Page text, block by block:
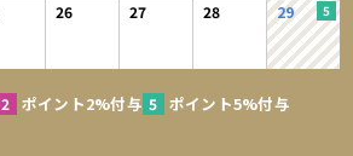
26 27 28 29
ポイント2%付与
ポイント5%付与